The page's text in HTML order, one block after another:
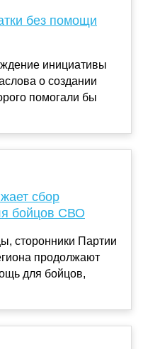
без помощи
инициативы
о создании
помогали бы
сбор
бойцов СВО
сторонники Партии
продолжают
для бойцов,